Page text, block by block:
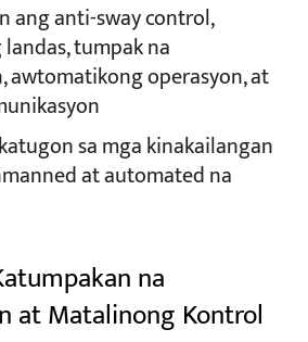
ang anti-sway control,
tumpak na
awtomatikong operasyon, at
sa mga kinakailangan
at automated na
na
at Matalinong Kontrol